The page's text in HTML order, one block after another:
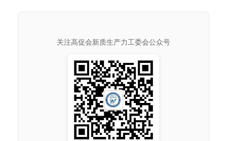
关注高促会新质生产力工委会公众号